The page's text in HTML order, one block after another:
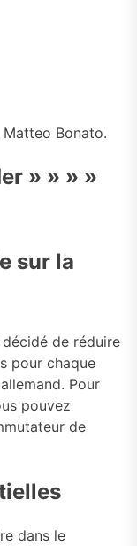
Bonato.
» » » »
sur la
de réduire
pour chaque
Pour
pouvez
de
dans le